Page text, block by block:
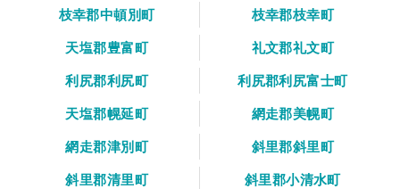
枝幸郡中頓別町
枝幸郡枝幸町
天塩郡豊富町
礼文郡礼文町
利尻郡利尻町
利尻郡利尻富士町
天塩郡幌延町
網走郡美幌町
網走郡津別町
斜里郡斜里町
斜里郡清里町
斜里郡小清水町